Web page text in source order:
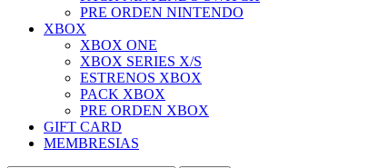
PRE ORDEN NINTENDO
XBOX
XBOX ONE
XBOX SERIES X/S
ESTRENOS XBOX
PACK XBOX
PRE ORDEN XBOX
GIFT CARD
MEMBRESIAS